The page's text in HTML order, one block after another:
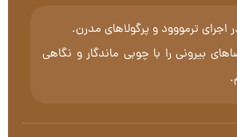
ترمووود و پرگولاهای مدرن.
بیرونی را با چوبی ماندگار و نگاهی